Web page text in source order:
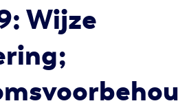
Wijze